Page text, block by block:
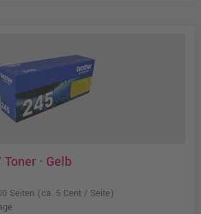
· Gelb
Seiten (ca. 5 Cent / Seite)